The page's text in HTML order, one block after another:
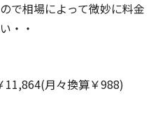
で相場によって微妙に料金
・・
11,864(月々換算￥988)